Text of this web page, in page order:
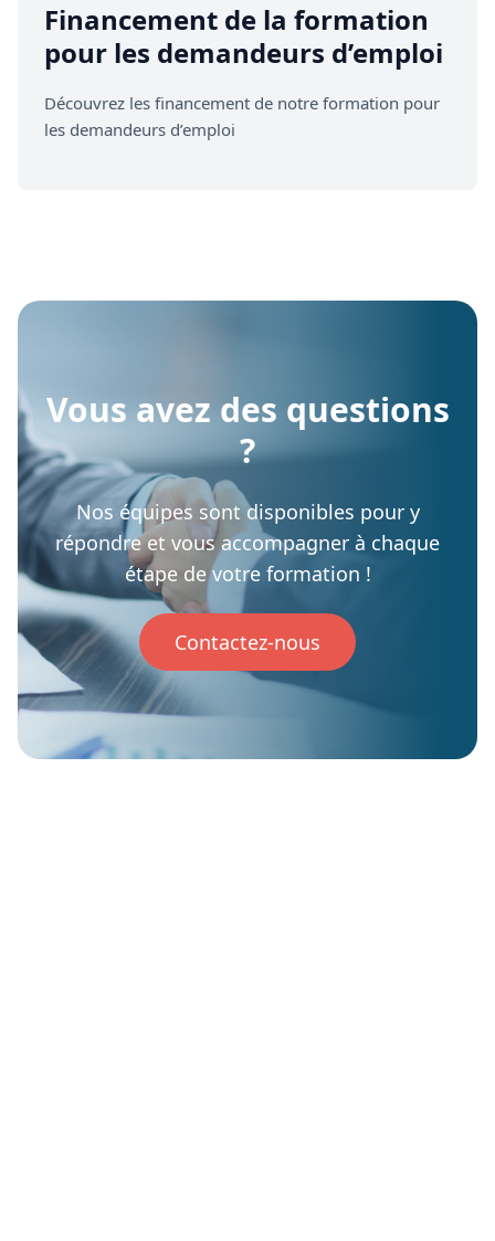
Financement de la formation
pour les demandeurs d’emploi
Découvrez les financement de notre formation pour
les demandeurs d’emploi
Vous avez des questions
?
Nos équipes sont disponibles pour y
répondre et vous accompagner à chaque
étape de votre formation !
Contactez-nous